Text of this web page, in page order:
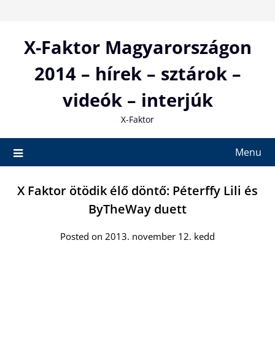
contentX-Faktor Magyarországon
2014 – hírek – sztárok –
videók – interjúk
X-Faktor
Menu
X Faktor ötödik élő döntő: Péterffy Lili és
ByTheWay duett
Posted on 2013. november 12. kedd